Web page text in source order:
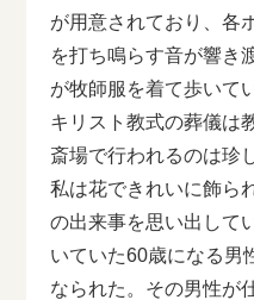
が用意されており、各
を打ち鳴らす音が響き
が牧師服を着て歩いて
キリスト教式の葬儀は
斎場で行われるのは珍
私は花できれいに飾ら
の出来事を思い出して
いていた60歳になる男
なられた。その男性が